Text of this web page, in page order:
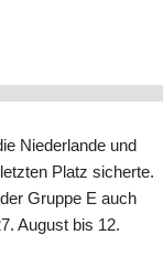
Niederlande und
Platz sicherte.
Gruppe E auch
August bis 12.